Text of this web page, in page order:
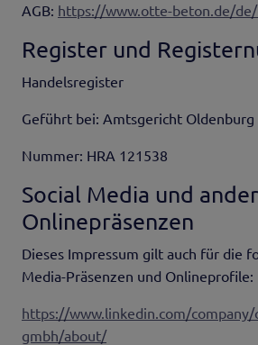
AGB: https://www.otte-beton.de/
Register und
Handelsregister
Geführt bei: Amtsgericht Oldenburg
Nummer: HRA 121538
Social Media und
Onlinepräsenzen
Dieses Impressum gilt auch für die
Media-Präsenzen und Onlineprofile:
https://www.linkedin.com/
gmbh/about/